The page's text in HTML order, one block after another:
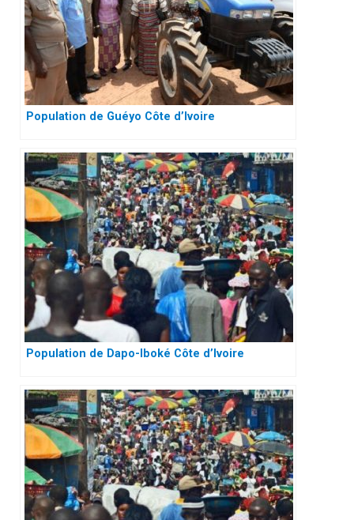
Population de Guéyo Côte d’Ivoire
Population de Dapo-Iboké Côte d’Ivoire